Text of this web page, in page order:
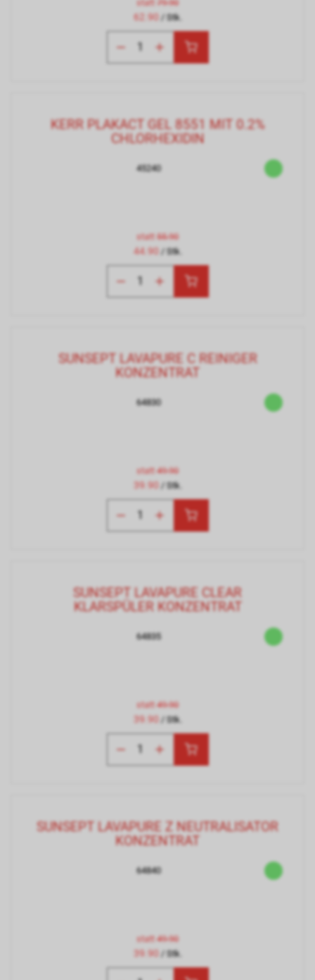
statt
62.90 / Stk.
KERR PLAKACT GEL 8551 MIT 0.2%
CHLORHEXIDIN
45240
statt 55.90
44.90 / Stk.
SUNSEPT LAVAPURE C REINIGER
KONZENTRAT
64830
statt49.90
39.90 / Stk.
SUNSEPT LAVAPURE CLEAR
KLARSPÜLER KONZENTRAT
64835
statt49.90
39.90 / Stk.
SUNSEPT LAVAPURE Z NEUTRALISATOR
KONZENTRAT
64840
statt49.90
39.90 / Stk.